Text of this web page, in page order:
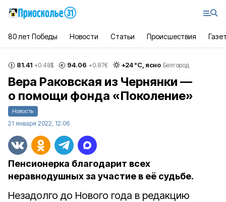
80 лет Победы Новости Статьи Происшествия
81.41 +0.48$ 94.06 +0.87€ +24°С, ясно Белгород
Вера Раковская из Чернянки —
о помощи фонда «Поколение»
Новость
21 января 2022, 12:06
Пенсионерка благодарит всех
неравнодушных за участие в её судьбе.
Незадолго до Нового года в редакцию